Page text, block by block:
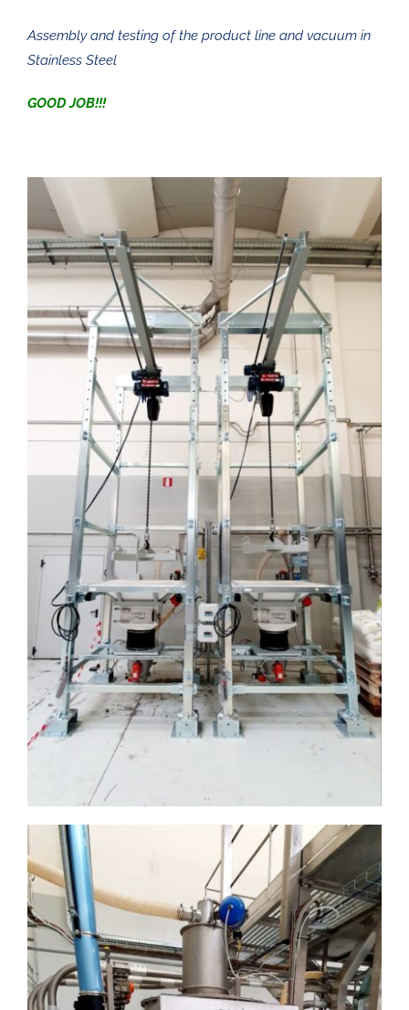
Assembly and testing of the product line and vacuum in
Stainless Steel
GOOD JOB!!!